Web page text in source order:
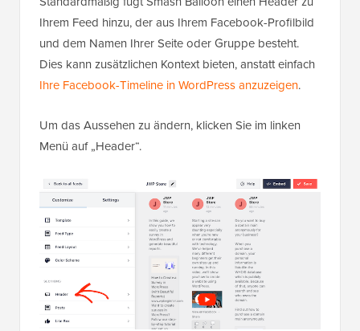
Ihrem Feed hinzu, der aus Ihrem Facebook-Profilbild
und dem Namen Ihrer Seite oder Gruppe besteht.
Dies kann zusätzlichen Kontext bieten, anstatt einfach
Ihre Facebook-Timeline in WordPress anzuzeigen.
Um das Aussehen zu ändern, klicken Sie im linken
Menü auf „Header“.